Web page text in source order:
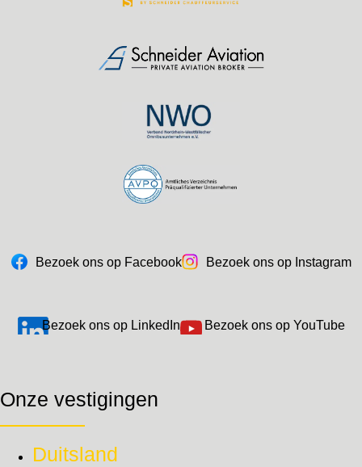
Bezoek ons op Facebook Bezoek ons op Instagram
Bezoek ons op LinkedIn Bezoek ons op YouTube
Onze vestigingen
Duitsland